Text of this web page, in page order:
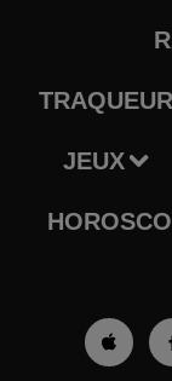
JEUX